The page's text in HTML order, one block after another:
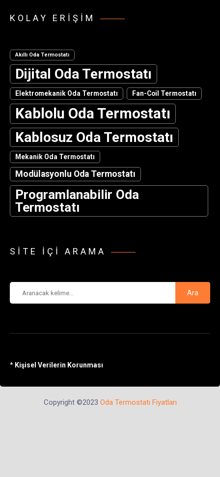
KOLAY ERIŞIM
Akıllı Oda Termostatı
Dijital Oda Termostatı
Elektromekanik Oda Termostatı Fan-Coil Termostatı
Kablolu Oda Termostatı
Kablosuz Oda Termostatı
Mekanik Oda Termostatı
Modülasyonlu Oda Termostatı
Programlanabilir Oda
Termostatı
SITE IÇI ARAMA
Ara
* Kişisel Verilerin Korunması
Copyright ©2023 Oda Termostatı Fiyatları